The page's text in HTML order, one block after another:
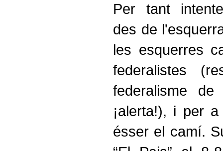
Per tant
des de
les esquerres
federalistes
federalisme
¡alerta!), i per
ésser el camí.